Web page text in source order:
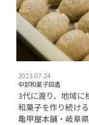
2023.07.24
中部和菓子図鑑
3代に渡り、地域に
和菓子を作り続ける
亀甲屋本舗・岐阜